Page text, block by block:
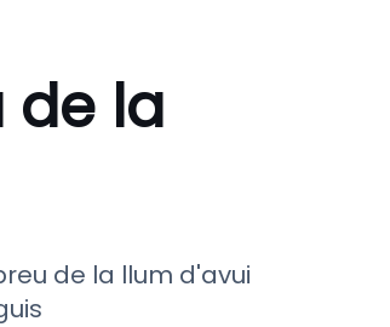
de la
de la llum d'avui